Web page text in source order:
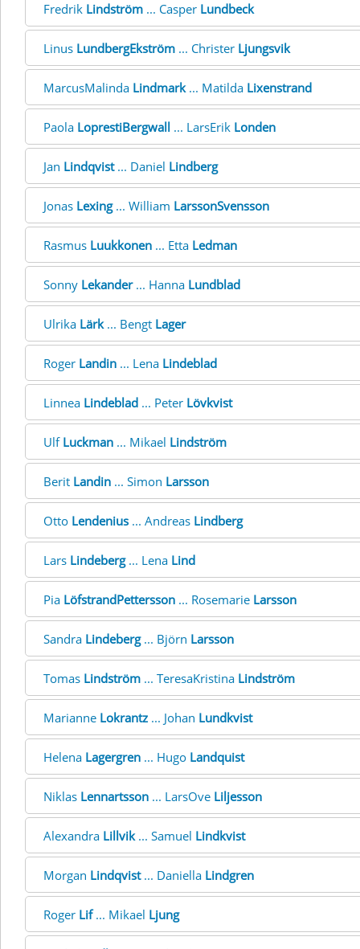
Fredrik Lindström ... Casper Lundbeck
Linus LundbergEkström ... Christer Ljungsvik
MarcusMalinda Lindmark... Matilda Lixenstrand
Paola LoprestiBergwall ... LarsErik Londen
Jan Lindqvist... Daniel Lindberg
Jonas Lexing... William LarssonSvensson
Rasmus Luukkonen ... Etta Ledman
Sonny Lekander... Hanna Lundblad
Ulrika Lärk... Bengt Lager
Roger Landin ... Lena Lindeblad
Linnea Lindeblad ... Peter Lövkvist
Ulf Luckman ... Mikael Lindström
Berit Landin ... Simon Larsson
Otto Lendenius ... Andreas Lindberg
Lars Lindeberg... Lena Lind
Pia LöfstrandPettersson ... Rosemarie Larsson
Sandra Lindeberg... Björn Larsson
Tomas Lindström ... TeresaKristina Lindström
Marianne Lokrantz ... Johan Lundkvist
Helena Lagergren ... Hugo Landquist
Niklas Lennartsson ... LarsOve Liljesson
Alexandra Lillvik... Samuel Lindkvist
Morgan Lindqvist... Daniella Lindgren
Roger Lif... Mikael Ljung